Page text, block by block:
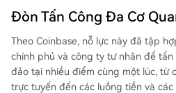
bắt giữ đã được thực hiện. Các hình thức lừa đả
o chính là lừa đảo đầu tư và "giết
ering). FBI báo cáo tổn thất từ
n quan đến tiền mã hóa và AI
tỷ USD. Đây là đợt bắt giữ tài sản
khi hơn 701 triệu USD tiền mã
Đòn Tấn Công Đa Cơ
Theo Coinbase, nỗ lực này đã tập
chính phủ và công ty tư nhân để tấn
đảo tại nhiều điểm cùng một lúc, từ
trực tuyến đến các luồng tiền và các